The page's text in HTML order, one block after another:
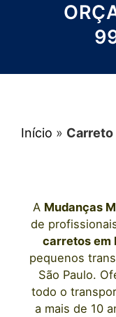
Início » Carreto
A Mudanças
de
carretos em
pequenos
São Paulo.
todo o
a mais de 10